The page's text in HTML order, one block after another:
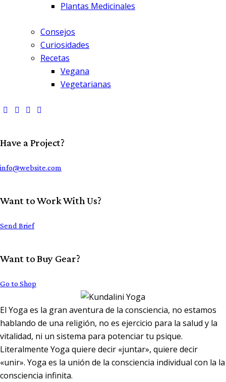
Plantas Medicinales
Consejos
Curiosidades
Recetas
Vegana
Vegetarianas
Have a Project?
info@website.com
Want to Work With Us?
Send Brief
Want to Buy Gear?
Go to Shop
El Yoga es la gran aventura de la consciencia, no estamos
hablando de una religión, no es ejercicio para la salud y la
vitalidad, ni un sistema para potenciar tu psique.
Literalmente Yoga quiere decir «juntar», quiere decir
«unir». Yoga es la unión de la consciencia individual con la la
consciencia infinita.